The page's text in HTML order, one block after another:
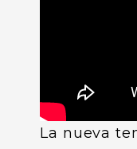
La nueva